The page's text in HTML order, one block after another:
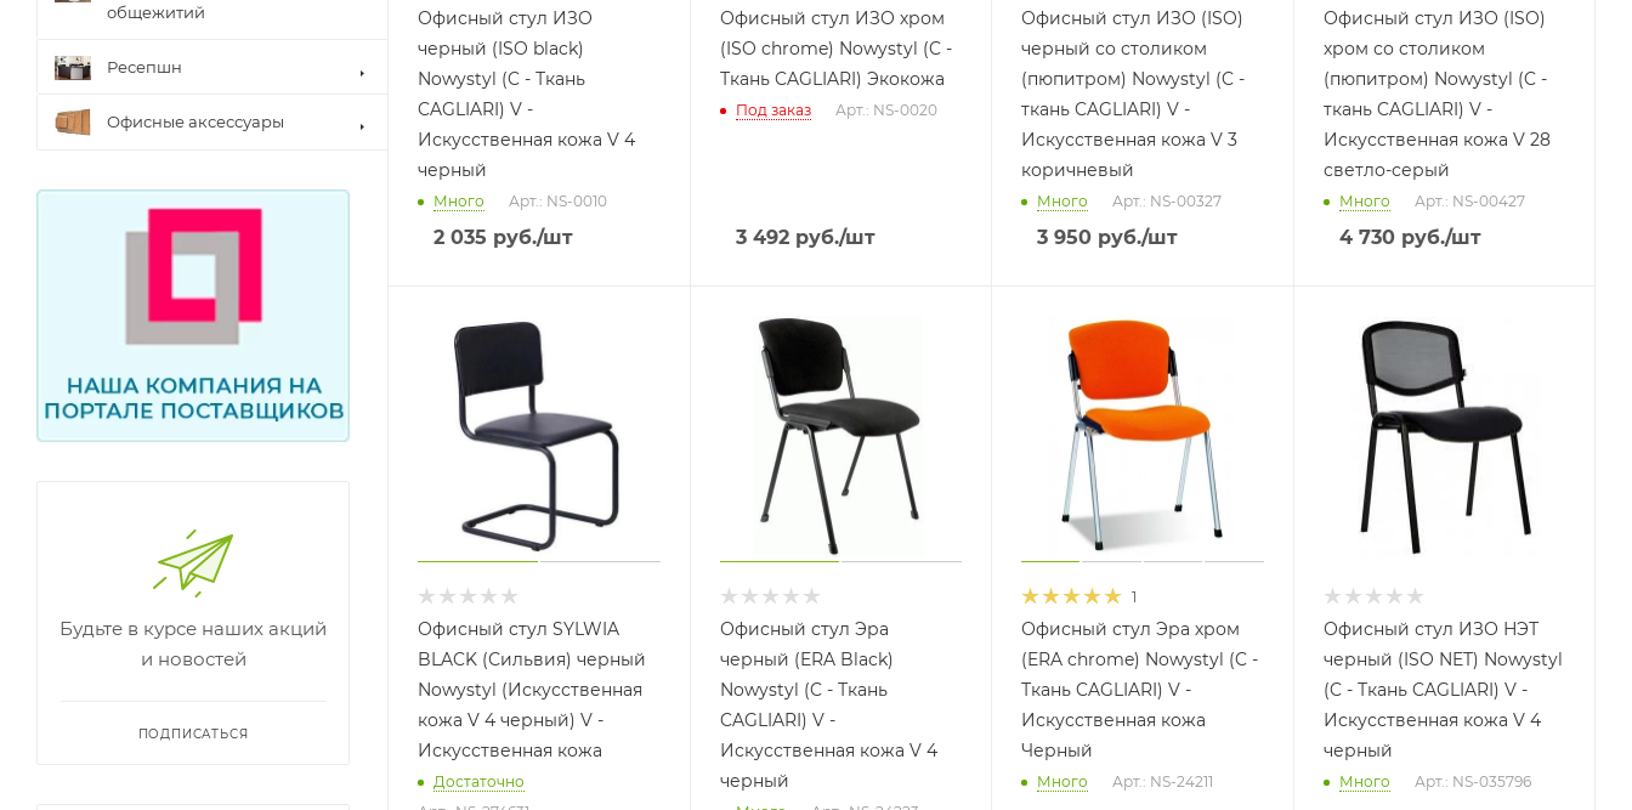
Офисный стул ИЗО
черный (ISO black)
Nowystyl (C - Ткань
CAGLIARI) V -
Искусственная кожа V 4
черный
Много Арт.: NS-0010
2 035 руб./шт
Офисный стул ИЗО хром
(ISO chrome) Nowystyl (C -
Ткань CAGLIARI) Экокожа
Под заказ Арт.: NS-0020
3 492руб./шт
Офисный стул ИЗО (ISO)
черный со столиком
(пюпитром) Nowystyl (C -
ткань CAGLIARI) V -
Искусственная кожа V 3
коричневый
Много Арт.: NS-00327
3 950 руб./шт
Офисный стул ИЗО (ISO)
хром со столиком
(пюпитром) Nowystyl (C -
ткань CAGLIARI) V -
Искусственная кожа V 28
светло-серый
Много Арт.: NS-00427
4 730руб./шт
Офисный стул SYLWIA
BLACK (Сильвия) черный
Nowystyl (Искусственная
кожа V 4 черный) V -
Искусственная кожа
Достаточно
Офисный стул Эра
черный (ERA Black)
Nowystyl (C - Ткань
CAGLIARI) V -
Искусственная кожа V 4
черный
1
Офисный стул Эра хром
(ERA chrome) Nowystyl (C -
Ткань CAGLIARI) V -
Искусственная кожа
Черный
Много Арт.: NS-24211
Офисный стул ИЗО НЭТ
черный (ISO NET) Nowystyl
(C - Ткань CAGLIARI) V -
Искусственная кожа V 4
черный
Много Арт.: NS-035796
общежитий
Ресепшн
Офисные аксессуары
Будьте в курсе наших акций
и новостей
ПОДПИСАТЬСЯ